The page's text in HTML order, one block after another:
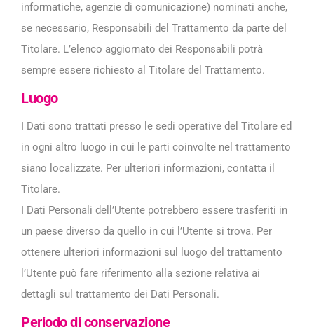
informatiche, agenzie di comunicazione) nominati anche,
se necessario, Responsabili del Trattamento da parte del
Titolare. L’elenco aggiornato dei Responsabili potrà
sempre essere richiesto al Titolare del Trattamento.
Luogo
I Dati sono trattati presso le sedi operative del Titolare ed
in ogni altro luogo in cui le parti coinvolte nel trattamento
siano localizzate. Per ulteriori informazioni, contatta il
Titolare.
I Dati Personali dell’Utente potrebbero essere trasferiti in
un paese diverso da quello in cui l’Utente si trova. Per
ottenere ulteriori informazioni sul luogo del trattamento
l’Utente può fare riferimento alla sezione relativa ai
dettagli sul trattamento dei Dati Personali.
Periodo di conservazione